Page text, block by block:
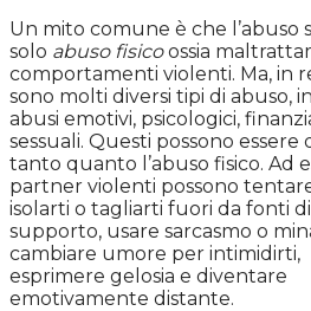
Un mito comune è che l’abuso
solo abuso fisicoossia
comportamenti violenti. Ma, in
sono molti diversi tipi di abuso,
abusi emotivi, psicologici,
sessuali. Questi possono essere
tanto quanto l’abuso fisico. Ad
partner violenti possono
isolarti o tagliarti fuori da fonti di
supporto, usare sarcasmo o
cambiare umore per intimidirti,
esprimere gelosia e diventare
emotivamente distante.